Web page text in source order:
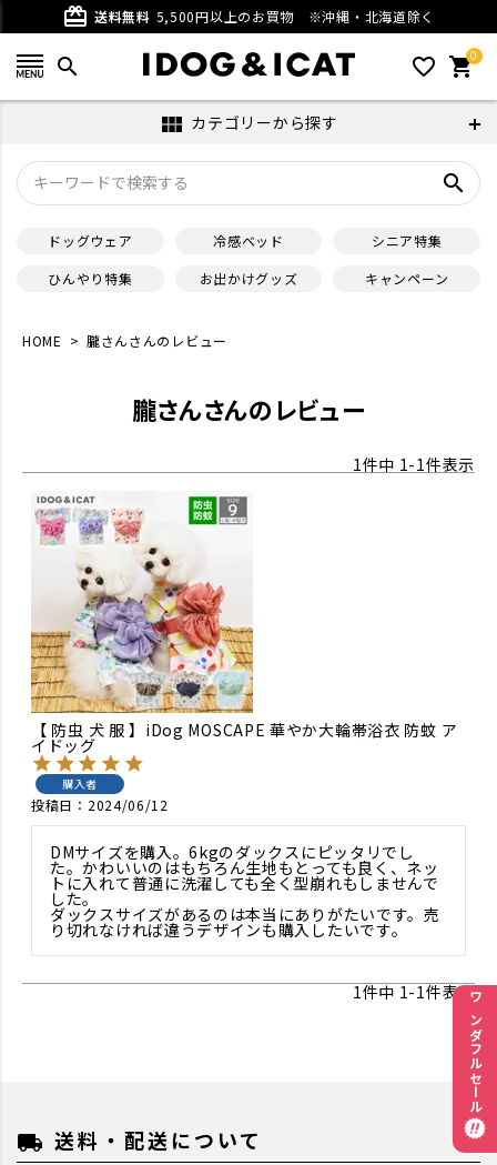
card_giftcard 送料無料 5,500円以上のお買物 ※沖縄・北海道除く
search favorite_outline 0
shopping_cart
view_module カテゴリーから探す
search
ドッグウェア 冷感ベッド
シニア特集
ひんやり特集
お出かけグッズ キャンペーン
HOME 朧さんさんのレビュー
朧さんさんのレビュー
1件中 1-1件表示
【 防虫 犬 服 】iDog MOSCAPE 華やか大輪帯浴衣 防蚊 ア
イドッグ
購入者
投稿日 2024/06/12
DMサイズを購入。6kgのダックスにピッタリでし
た。かわいいのはもちろん生地もとっても良く、ネッ
トに入れて普通に洗濯しても全く型崩れもしませんで
した。
ダックスサイズがあるのは本当にありがたいです。売
り切れなければ違うデザインも購入したいです。
1件中 1-1件表示
local_shipping 送料・配送について
ワンダフルセール